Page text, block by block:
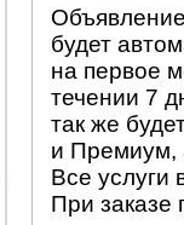
будет
на первое
течении 7
так же
и Премиум,
Все услуги
При заказе